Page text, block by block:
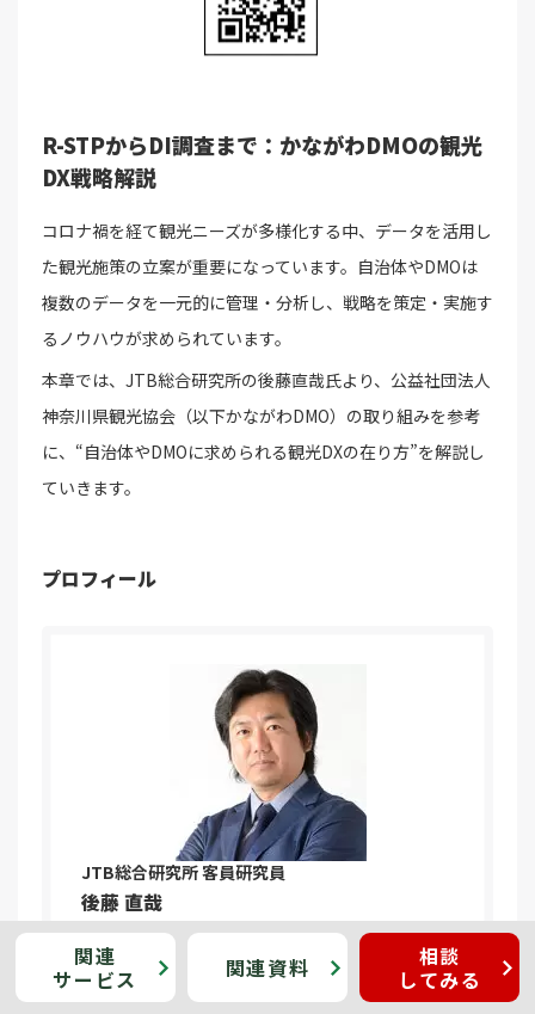
R-STPからDI調査まで：かながわDMOの観光
DX戦略解説
コロナ禍を経て観光ニーズが多様化する中、データを活用し
た観光施策の立案が重要になっています。自治体やDMOは
複数のデータを一元的に管理・分析し、戦略を策定・実施す
るノウハウが求められています。
本章では、JTB総合研究所の後藤直哉氏より、公益社団法人
神奈川県観光協会（以下かながわDMO）の取り組みを参考
に、“自治体やDMOに求められる観光DXの在り方”を解説し
ていきます。
プロフィール
JTB総合研究所客員研究員
後藤 直哉
地域における観光振興を目的とした各種プロジェ
クトやマーケティング事業など、外国人観光客を
関連
サービス
関連資料
相談
してみる